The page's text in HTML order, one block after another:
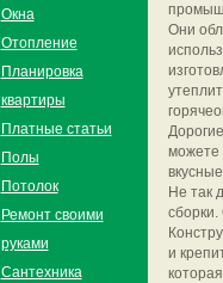
Окна
Отопление
Планировка
квартиры
Платные статьи
Полы
Потолок
Ремонт своими
руками
Сантехника
Они
можете
Не так
и